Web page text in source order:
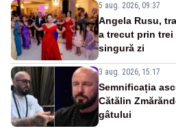
5 aug. 2026, 09:37
Angela Rusu,
a trecut prin
singură zi
3 aug. 2026, 15:17
Semnificația
Cătălin
gâtului